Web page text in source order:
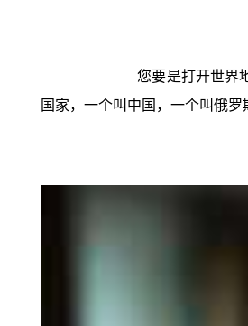
您要是打开世界
国家，一个叫中国，一个叫俄罗